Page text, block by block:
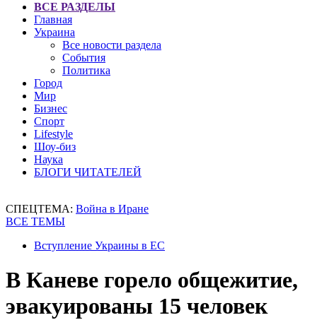
ВСЕ РАЗДЕЛЫ
Главная
Украина
Все новости раздела
События
Политика
Город
Мир
Бизнес
Спорт
Lifestyle
Шоу-биз
Наука
БЛОГИ ЧИТАТЕЛЕЙ
СПЕЦТЕМА: Война в Иране
ВСЕ ТЕМЫ
Вступление Украины в ЕС
В Каневе горело общежитие,
эвакуированы 15 человек